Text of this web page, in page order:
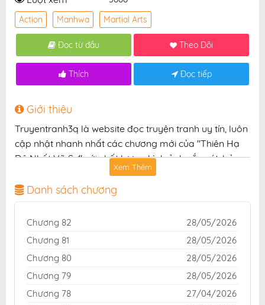
Action Manhwa Martial Arts
Đọc từ đầu Theo Dõi
Thích Đọc tiếp
Giới thiệu
Truyentranh3q là website đọc truyện tranh uy tín, luôn
cập nhật nhanh nhất các chương mới của "Thiên Hạ
Đệ Nhất Võ Sư" với chất lượng hình ảnh sắc nét, bản
dịch chuẩn và giao diện thân thiện, mang đến trải
nghiệm đọc truyện hấp dẫn, tiện lợi, hoàn toàn miễn
phí cho độc giả yêu thích truyện tranh online.
Xem Thêm
Danh sách chương
Chương 82
28/05/2026
Chương 81
28/05/2026
Chương 80
28/05/2026
Chương 79
28/05/2026
Chương 78
27/04/2026